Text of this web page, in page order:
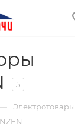
5
Электротовары